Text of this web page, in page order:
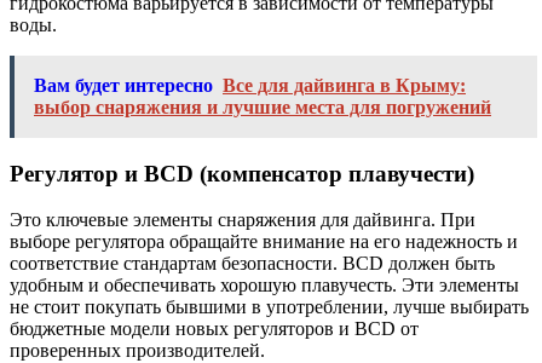
воды.
Вам будет интересно Все для дайвинга в Крыму:
выбор снаряжения и лучшие места для погружений
Регулятор и BCD (компенсатор плавучести)
Это ключевые элементы снаряжения для дайвинга. При
выборе регулятора обращайте внимание на его надежность и
соответствие стандартам безопасности. BCD должен быть
удобным и обеспечивать хорошую плавучесть. Эти элементы
не стоит покупать бывшими в употреблении, лучше выбирать
бюджетные модели новых регуляторов и BCD от
проверенных производителей.